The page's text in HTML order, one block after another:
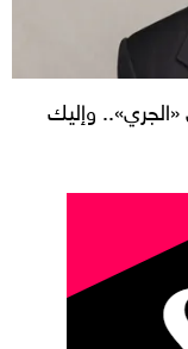
وإليك